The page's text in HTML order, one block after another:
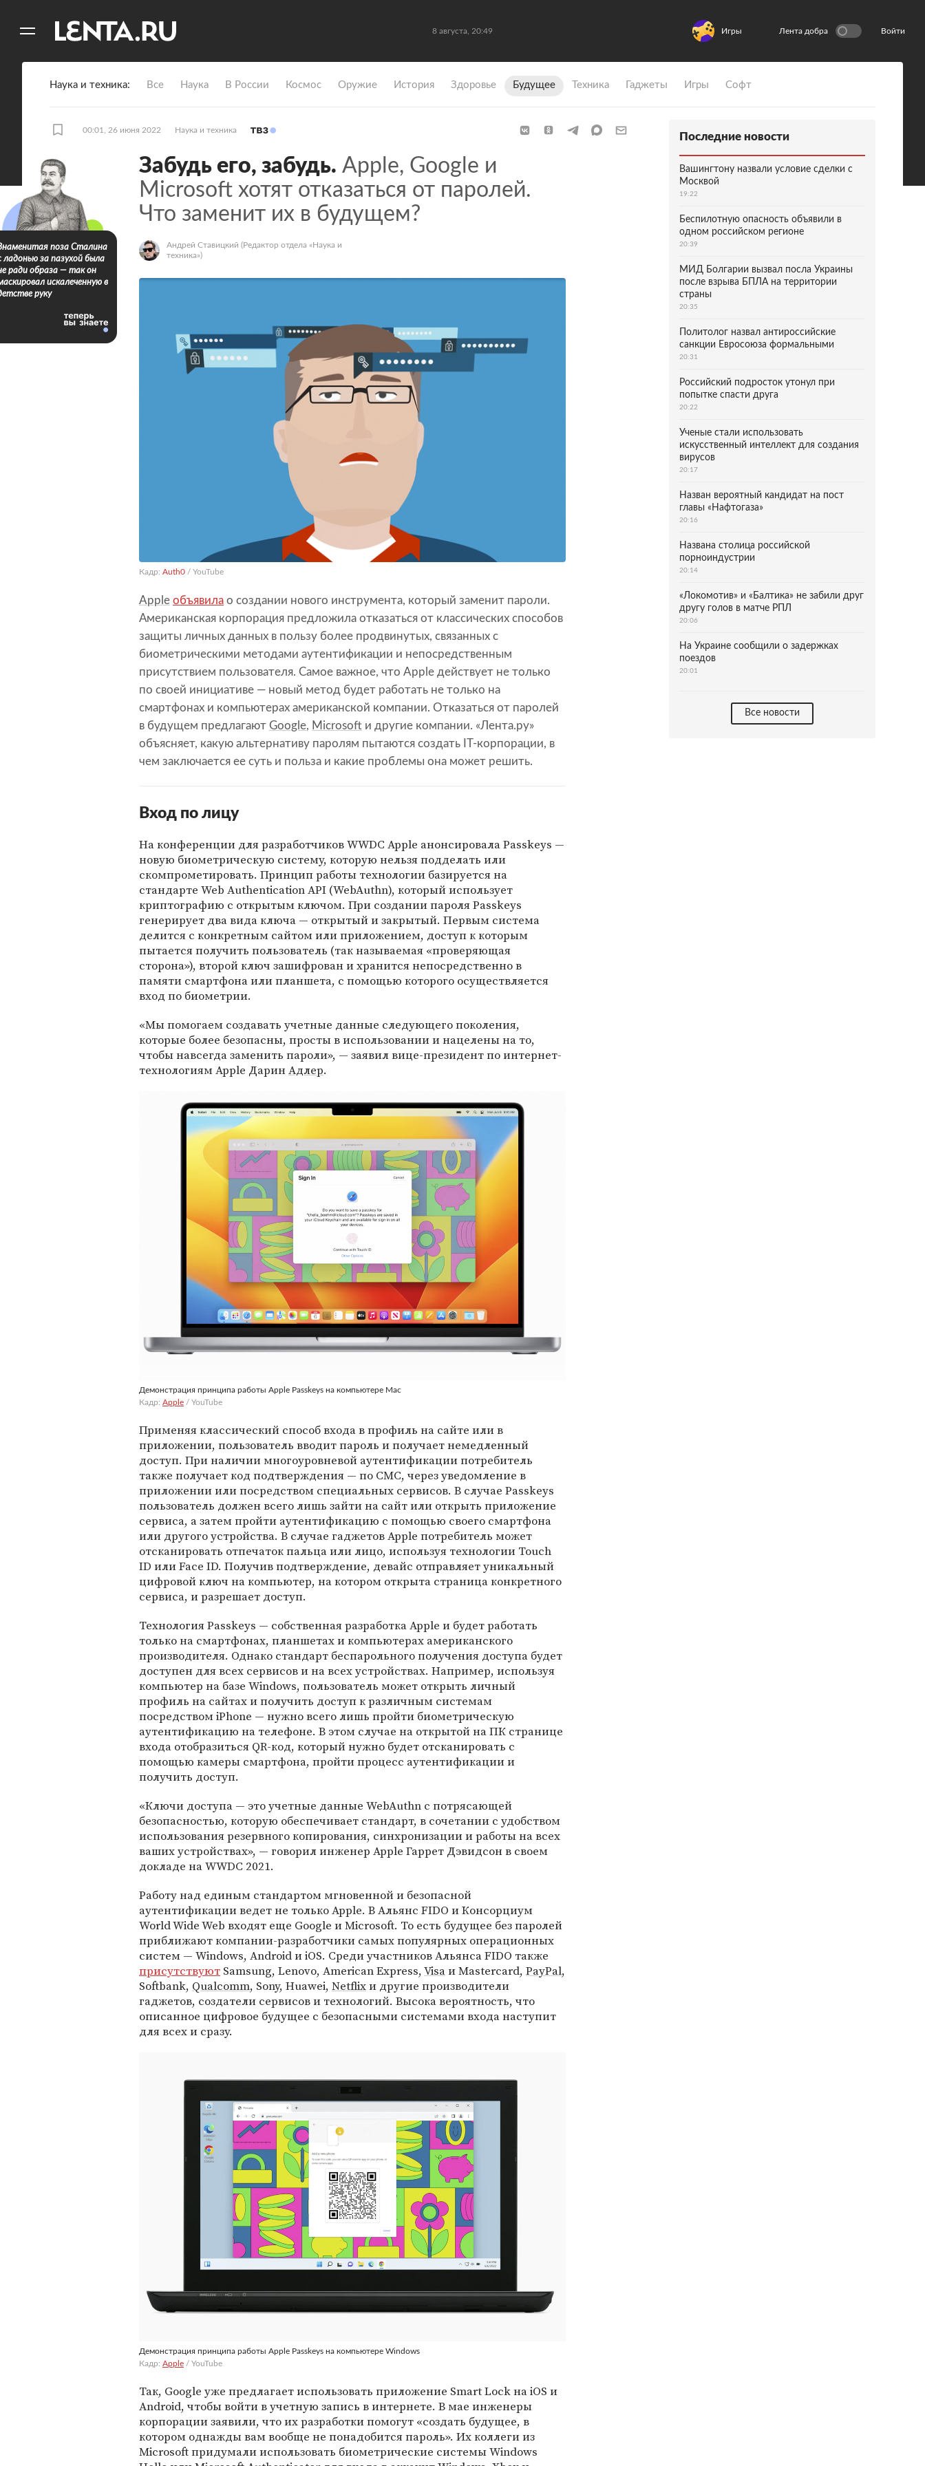
8 августа, 20:49 Игры Лента добра Войти
Наука и техника Все Наука В России Космос Оружие История Здоровье Будущее Техника Гаджеты Игры Софт
00:01, 26 июня 2022 Наука и техника
Забудь его, забудь. Apple, Google и
Microsoft хотят отказаться от паролей.
Что заменит их в будущем?
Андрей Ставицкий (Редактор отдела «Наука и
техника»)
Кадр: Auth0 / YouTube
Apple объявила о создании нового инструмента, который заменит пароли.
Американская корпорация предложила отказаться от классических способов
защиты личных данных в пользу более продвинутых, связанных с
биометрическими методами аутентификации и непосредственным
присутствием пользователя. Самое важное, что Apple действует не только
по своей инициативе — новый метод будет работать не только на
смартфонах и компьютерах американской компании. Отказаться от паролей
в будущем предлагают Google, Microsoft и другие компании. «Лента.ру»
объясняет, какую альтернативу паролям пытаются создать IT-корпорации, в
чем заключается ее суть и польза и какие проблемы она может решить.
Вход по лицу
На конференции для разработчиков WWDC Apple анонсировала Passkeys —
новую биометрическую систему, которую нельзя подделать или
скомпрометировать. Принцип работы технологии базируется на
стандарте Web Authentication API (WebAuthn), который использует
криптографию с открытым ключом. При создании пароля Passkeys
генерирует два вида ключа — открытый и закрытый. Первым система
делится с конкретным сайтом или приложением, доступ к которым
пытается получить пользователь (так называемая «проверяющая
сторона»), второй ключ зашифрован и хранится непосредственно в
памяти смартфона или планшета, с помощью которого осуществляется
вход по биометрии.
«Мы помогаем создавать учетные данные следующего поколения,
которые более безопасны, просты в использовании и нацелены на то,
чтобы навсегда заменить пароли», — заявил вице-президент по интернет-
технологиям Apple ДаринАдлер.
Демонстрация принципа работы Apple Passkeys на компьютере Mac
Кадр: Apple / YouTube
Применяя классический способ входа в профиль на сайте или в
приложении, пользователь вводит пароль и получает немедленный
доступ. При наличии многоуровневой аутентификации потребитель
также получает код подтверждения — по СМС, через уведомление в
приложении или посредством специальных сервисов. В случае Passkeys
пользователь должен всего лишь зайти на сайт или открыть приложение
сервиса, а затем пройти аутентификацию с помощью своего смартфона
или другого устройства. В случае гаджетов Apple потребитель может
отсканировать отпечаток пальца или лицо, используя технологии Touch
ID или Face ID. Получив подтверждение, девайс отправляет уникальный
цифровой ключ на компьютер, на котором открыта страница конкретного
сервиса, и разрешает доступ.
Технология Passkeys — собственная разработка Apple и будет работать
только на смартфонах, планшетах и компьютерах американского
производителя. Однако стандарт беспарольного получения доступа будет
доступен для всех сервисов и на всех устройствах. Например, используя
компьютер на базе Windows, пользователь может открыть личный
профиль на сайтах и получить доступ к различным системам
посредством iPhone — нужно всего лишь пройти биометрическую
аутентификацию на телефоне. В этом случае на открытой на ПК странице
входа отобразиться QR-код, который нужно будет отсканировать с
помощью камеры смартфона, пройти процесс аутентификации и
получить доступ.
«Ключи доступа — это учетные данные WebAuthn с потрясающей
безопасностью, которую обеспечивает стандарт, в сочетании с удобством
использования резервного копирования, синхронизации и работы на всех
ваших устройствах», — говорил инженер Apple Гаррет Дэвидсон в своем
докладе на WWDC 2021.
Работу над единым стандартом мгновенной и безопасной
аутентификации ведет не только Apple. В Альянс FIDO и Консорциум
World Wide Web входят еще Google и Microsoft. То есть будущее без паролей
приближают компании-разработчики самых популярных операционных
систем — Windows, Android и iOS. Среди участников Альянса FIDO также
присутствуют Samsung, Lenovo, American Express,Visaи Mastercard, PayPal,
Softbank, Qualcomm, Sony, Huawei, Netflixи другие производители
гаджетов, создатели сервисов и технологий. Высока вероятность, что
описанное цифровое будущее с безопасными системами входа наступит
для всех и сразу.
Демонстрация принципа работы Apple Passkeys на компьютере Windows
Кадр: Apple / YouTube
Так, Google уже предлагает использовать приложение Smart Lock на iOS и
Android, чтобы войти в учетную запись в интернете. В мае инженеры
корпорации заявили, что их разработки помогут «создать будущее, в
котором однажды вам вообще не понадобится пароль». Их коллеги из
Microsoft придумали использовать биометрические системы Windows
поза Сталина
ладонью за пазухой была
ради образа — так он
искалеченную в
руку
Последние новости
Вашингтону назвали условие сделки с
Москвой
19:22
Беспилотную опасность объявили в
одном российском регионе
20:39
МИД Болгарии вызвал посла Украины
после взрыва БПЛА на территории
страны
20:35
Политолог назвал антироссийские
санкции Евросоюза формальными
20:31
Российский подросток утонул при
попытке спасти друга
20:22
Ученые стали использовать
искусственный интеллект для создания
вирусов
20:17
Назван вероятный кандидат на пост
главы «Нафтогаза»
20:16
Названа столица российской
порноиндустрии
20:14
«Локомотив» и «Балтика» не забили друг
другу голов в матче РПЛ
20:06
На Украине сообщили о задержках
поездов
20:01
Все новости